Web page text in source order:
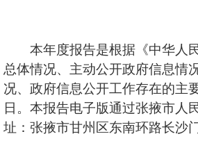
本年度报告是根据《中华人
总体情况、主动公开政府信息情
况、政府信息公开工作存在的主
日。本报告电子版通过张掖市人
址：张掖市甘州区东南环路长沙